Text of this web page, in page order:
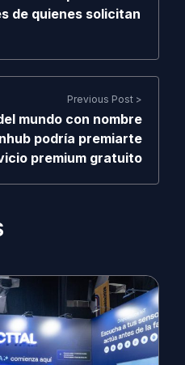
de quienes solicitan
Previous Post >
mundo con nombre
podría premiarte
premium gratuito